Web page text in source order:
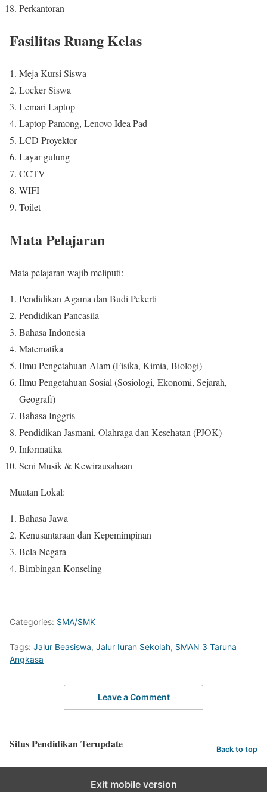
Perkantoran
Fasilitas Ruang Kelas
Meja Kursi Siswa
Locker Siswa
Lemari Laptop
Laptop Pamong, Lenovo Idea Pad
LCD Proyektor
Layar gulung
CCTV
WIFI
Toilet
Mata Pelajaran
Mata pelajaran wajib meliputi:
Pendidikan Agama dan Budi Pekerti
Pendidikan Pancasila
Bahasa Indonesia
Matematika
Ilmu Pengetahuan Alam (Fisika, Kimia, Biologi)
Ilmu Pengetahuan Sosial (Sosiologi, Ekonomi, Sejarah,
Geografi)
Bahasa Inggris
Pendidikan Jasmani, Olahraga dan Kesehatan (PJOK)
Informatika
Seni Musik & Kewirausahaan
Muatan Lokal:
Bahasa Jawa
Kenusantaraan dan Kepemimpinan
Bela Negara
Bimbingan Konseling
Categories: SMA/SMK
Tags: Jalur Beasiswa, Jalur Iuran Sekolah, SMAN 3 Taruna
Angkasa
Leave a Comment
Situs Pendidikan Terupdate Back to top
Exit mobile version